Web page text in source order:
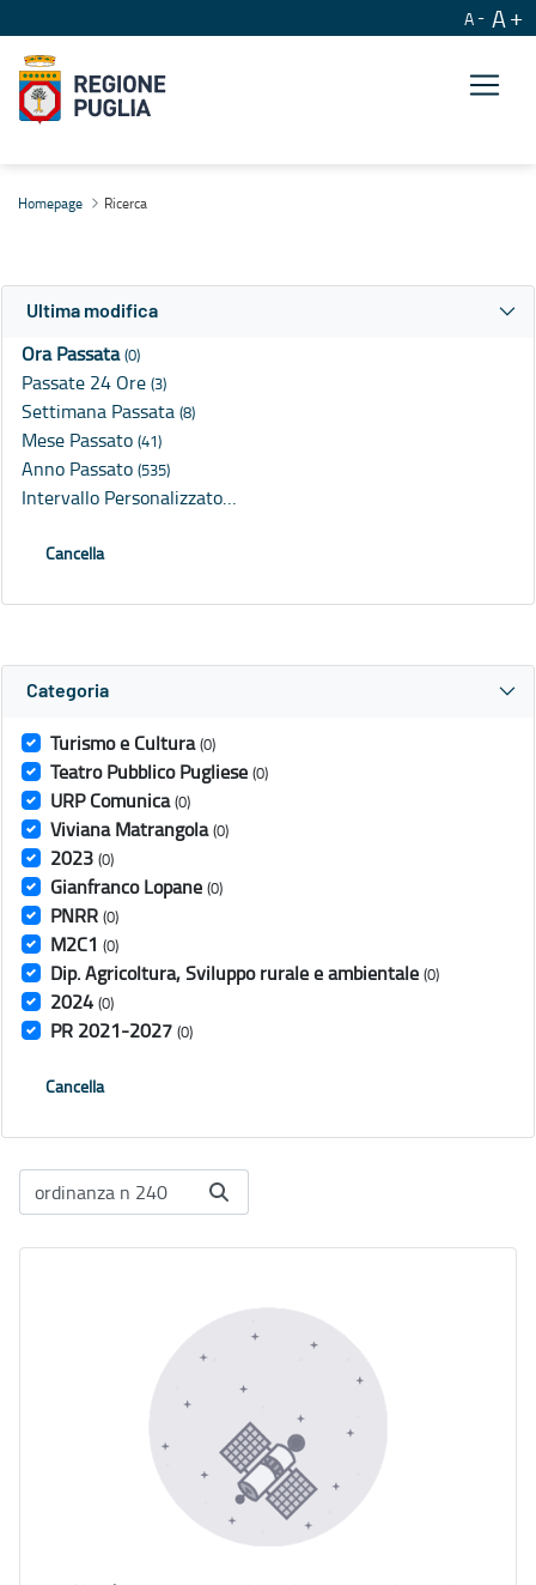
A A
Homepage Ricerca
Ultima modifica
Ora Passata(0)
Passate 24 Ore (3)
Settimana Passata (8)
Mese Passato (41)
Anno Passato (535)
Intervallo Personalizzato…
Cancella
Categoria
Turismo e Cultura (0)
Teatro Pubblico Pugliese (0)
URP Comunica (0)
Viviana Matrangola (0)
2023 (0)
Gianfranco Lopane (0)
PNRR (0)
M2C1 (0)
Dip. Agricoltura, Sviluppo rurale e ambientale (0)
2024 (0)
PR 2021-2027 (0)
Cancella